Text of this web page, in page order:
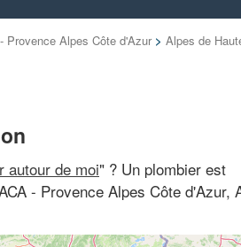
Provence Alpes Côte d'Azur > Alpes de
autour de moi" ? Un plombier est
- Provence Alpes Côte d'Azur,